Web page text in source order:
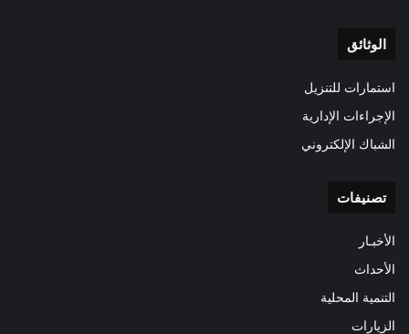
الوثائق
استمارات للتنزيل
الإجراءات الإدارية
الشباك الإلكتروني
تصنيفات
الأخبـار
الأحداث
التنمية المحلية
الزيارات